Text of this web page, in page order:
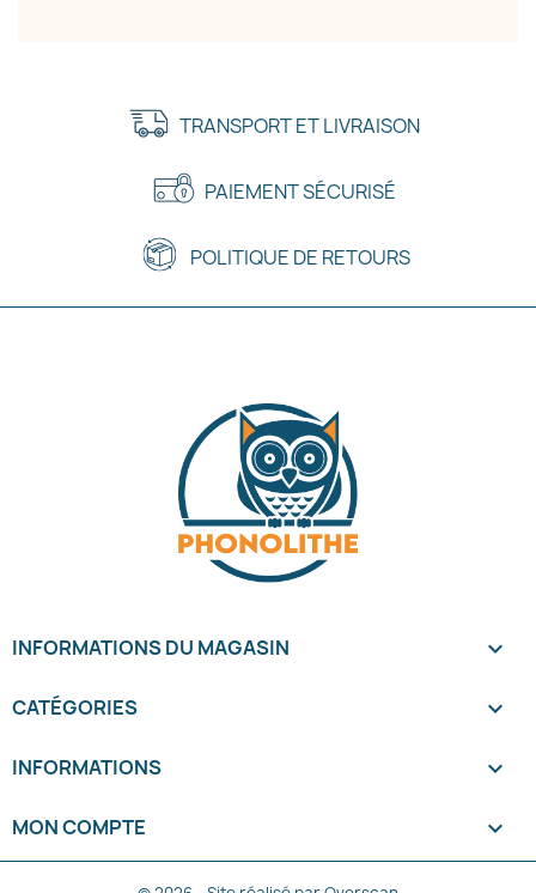
TRANSPORT ET LIVRAISON
PAIEMENT SÉCURISÉ
POLITIQUE DE RETOURS
INFORMATIONS DU MAGASIN keyboard_arrow_down
CATÉGORIES 
INFORMATIONS 
MON COMPTE 